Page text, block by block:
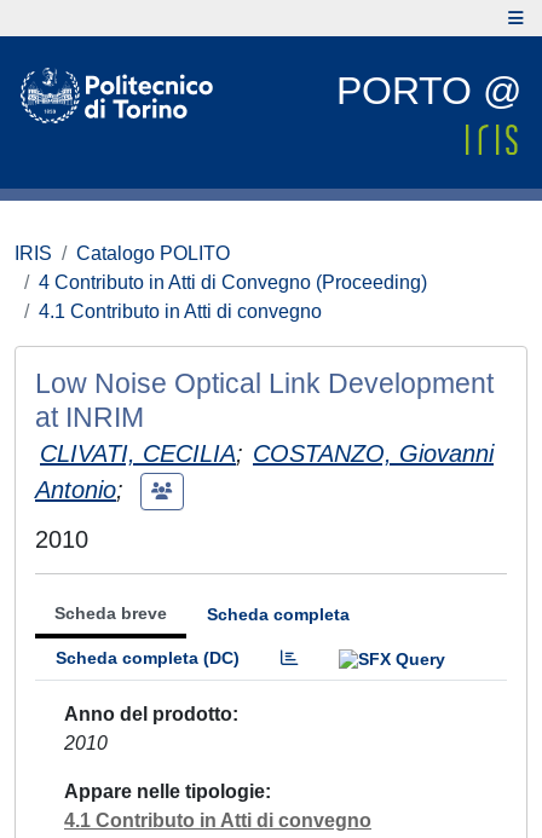
PORTO @
IRIS
Catalogo POLITO
4 Contributo in Atti di Convegno (Proceeding)
4.1 Contributo in Atti di convegno
Low Noise Optical Link Development
at INRIM
CLIVATI, CECILIA; COSTANZO, Giovanni
Antonio;
2010
Scheda breve Scheda completa
Scheda completa (DC)
Anno del prodotto
2010
Appare nelle tipologie
4.1 Contributo in Atti di convegno